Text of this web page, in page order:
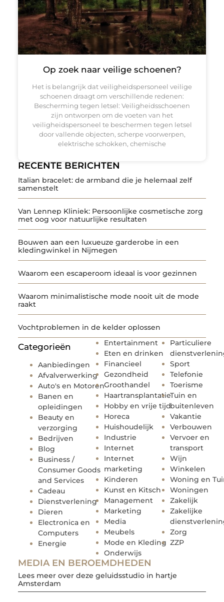
RECENTE BERICHTEN
Italian bracelet: de armband die je helemaal zelf
samenstelt
Van Lennep Kliniek: Persoonlijke cosmetische zorg
met oog voor natuurlijke resultaten
Bouwen aan een luxueuze garderobe in een
kledingwinkel in Nijmegen
Waarom een escaperoom ideaal is voor gezinnen
Waarom minimalistische mode nooit uit de mode
raakt
Vochtproblemen in de kelder oplossen
Categorieën
Aanbiedingen
Afvalverwerking
Auto's en Motoren
Banen en
opleidingen
Beauty en
verzorging
Bedrijven
Blog
Business /
Consumer Goods
and Services
Cadeau
Dienstverlening
Dieren
Electronica en
Computers
Energie
Entertainment
Eten en drinken
Financieel
Gezondheid
Groothandel
Haartransplantatie
Hobby en vrije tijd
Horeca
Huishoudelijk
Industrie
Internet
Internet
marketing
Kinderen
Kunst en Kitsch
Management
Marketing
Media
Meubels
Mode en Kleding
Onderwijs
Particuliere
Sport
Telefonie
Toerisme
Tuin en
buitenleven
Vakantie
Verbouwen
Vervoer en
transport
Wijn
Winkelen
Woning en
Woningen
Zakelijk
Zakelijke
Zorg
ZZP
MEDIA EN BEROEMDHEDEN
Lees meer over deze geluidsstudio in hartje
Amsterdam
Op zoek naar veilige schoenen?
Het is belangrijk dat veiligheidspersoneel veilige
schoenen draagt om verschillende redenen:
Bescherming tegen letsel: Veiligheidsschoenen
zijn ontworpen om de voeten van het
veiligheidspersoneel te beschermen tegen letsel
door vallende objecten, scherpe voorwerpen,
elektrische schokken, chemische